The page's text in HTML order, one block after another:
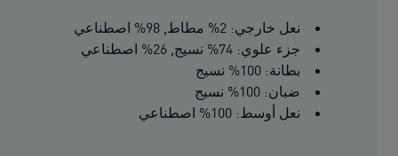
نعل خارجي: 2% مطاط, 98% اصطناعي
جزء علوي: 74% نسيج, 26% اصطناعي
بطانة: 100% نسيج
ضبان: 100% نسيج
نعل أوسط: 100% اصطناعي